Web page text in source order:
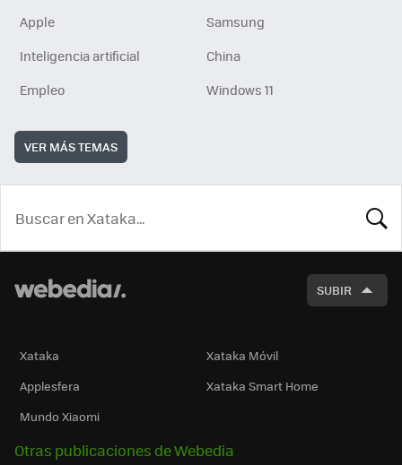
Apple
Samsung
Inteligencia artificial
China
Empleo
Windows 11
VER MÁS TEMAS
SUBIR
Xataka
Xataka Móvil
Applesfera
Xataka Smart Home
Mundo Xiaomi
Otras publicaciones de Webedia